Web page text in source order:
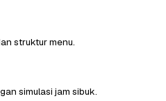
struktur menu.
simulasi jam sibuk.